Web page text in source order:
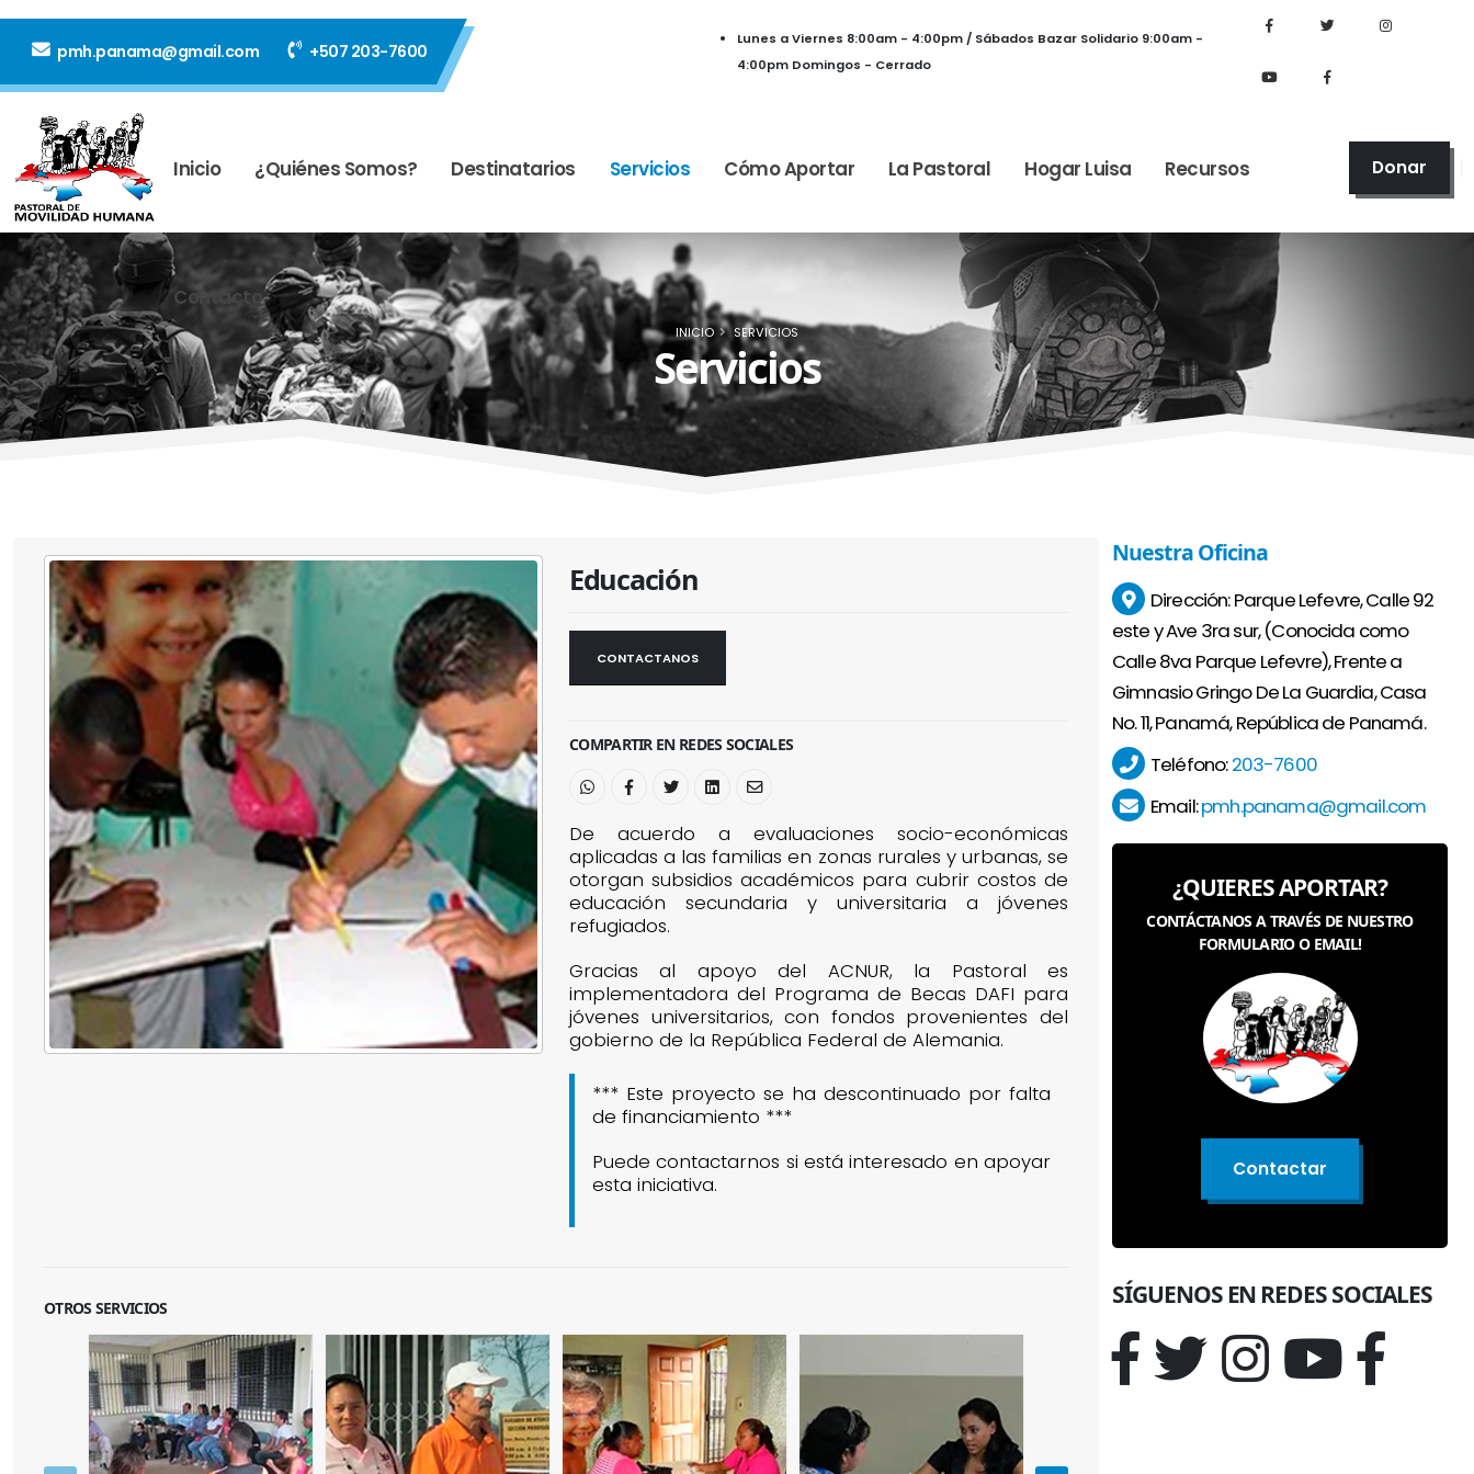
pmh.panama@gmail.com +507 203-7600
Lunes a Viernes 8:00am - 4:00pm / Sábados Bazar Solidario 9:00am -
4:00pm Domingos - Cerrado
Inicio ¿Quiénes Somos? Destinatarios Servicios Cómo Aportar La Pastoral Hogar Luisa Recursos
Contacto
Donar
Servicios
INICIO SERVICIOS
Educación
CONTACTANOS
COMPARTIR EN REDES SOCIALES
De acuerdo a evaluaciones socio-económicas
aplicadas a las familias en zonas rurales y urbanas, se
otorgan subsidios académicos para cubrir costos de
educación secundaria y universitaria a jóvenes
refugiados.
Gracias al apoyo del ACNUR, la Pastoral es
implementadora del Programa de Becas DAFI para
jóvenes universitarios, con fondos provenientes del
gobierno de la República Federal de Alemania.
*** Este proyecto se ha descontinuado por falta
de financiamiento ***​
Puede contactarnos si está interesado en apoyar
esta iniciativa.
OTROS SERVICIOS
NuestraOficina
Dirección:Parque Lefevre, Calle 92
este y Ave 3ra sur, (Conocida como
Calle 8va Parque Lefevre), Frente a
Gimnasio Gringo De La Guardia, Casa
No. 11, Panamá, República de Panamá.
Teléfono:203-7600
Email:pmh.panama@gmail.com
¿QUIERES APORTAR?
CONTÁCTANOS A TRAVÉS DE NUESTRO
FORMULARIO O EMAIL!
Contactar
SÍGUENOS EN REDES SOCIALES